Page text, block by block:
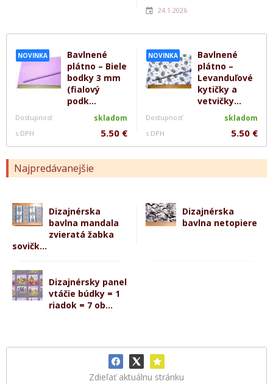
NOVINKA
Bavlnené
plátno – Biele
bodky 3 mm
(fialový
podk...
Dostupnosť skladom
s DPH 5.50 €
NOVINKA
Bavlnené
plátno –
Levanduľové
kytičky a
vetvičky...
Dostupnosť skladom
s DPH 5.50 €
Najpredávanejšie
Dizajnérska
bavlna mandala
zvieratá žabka
sovičk...
Dizajnérska
bavlna netopiere
Dizajnérsky panel
vtáčie búdky = 1
riadok = 7 ob...
Zdieľať aktuálnu stránku
24.1.2026